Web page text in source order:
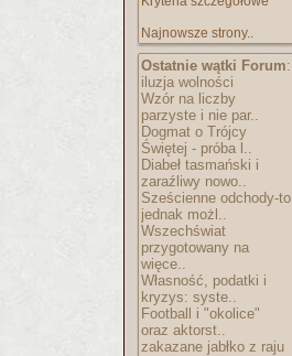
Najnowsze strony..
Ostatnie wątki Forum:
iluzja wolności
Wzór na liczby
parzyste i nie par..
Dogmat o Trójcy
Świętej - próba l..
Diabeł tasmański i
zaraźliwy nowo..
Sześcienne odchody-to
jednak możl..
Wszechświat
przygotowany na
więce..
Własność, podatki i
kryzys: syste..
Football i "okolice"
oraz aktorst..
zakazane jabłko z raju